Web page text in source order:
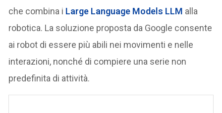
che combina i Large Language Models LLM alla
robotica. La soluzione proposta da Google consente
ai robot di essere più abili nei movimenti e nelle
interazioni, nonché di compiere una serie non
predefinita di attività.